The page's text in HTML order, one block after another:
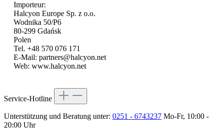
Importeur:
Halcyon Europe Sp. z o.o.
Wodnika 50/P6
80-299 Gdańsk
Polen
Tel. +48 570 076 171
E-Mail: partners@halcyon.net
Web: www.halcyon.net
Service-Hotline
Unterstützung und Beratung unter: 0251 - 6743237 Mo-Fr, 10:00 -
20:00 Uhr